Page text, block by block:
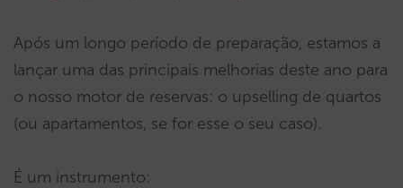
Após um longo período de preparação, estamos a
lançar uma das principais melhorias deste ano para
o nosso motor de reservas: o upselling de quartos
(ou apartamentos, se for esse o seu caso).
É um instrumento: